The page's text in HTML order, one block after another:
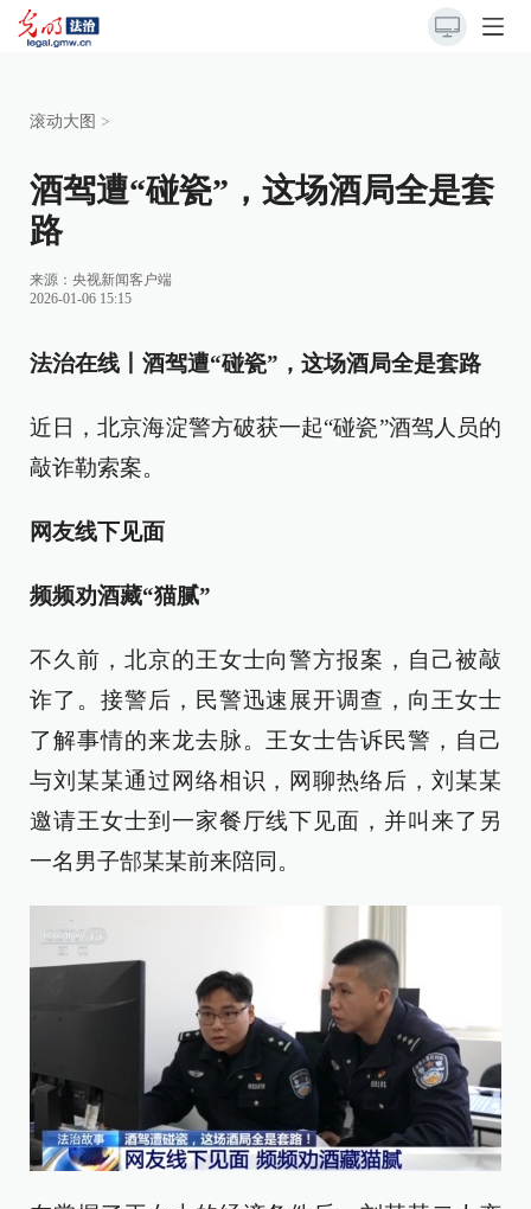
滚动大图 >
酒驾遭“碰瓷”，这场酒局全是套
路
来源： 央视新闻客户端
2026-01-06 15:15
法治在线丨酒驾遭“碰瓷”，这场酒局全是套路
近日，北京海淀警方破获一起“碰瓷”酒驾人员的
敲诈勒索案。
网友线下见面
频频劝酒藏“猫腻”
不久前，北京的王女士向警方报案，自己被敲
诈了。接警后，民警迅速展开调查，向王女士
了解事情的来龙去脉。王女士告诉民警，自己
与刘某某通过网络相识，网聊热络后，刘某某
邀请王女士到一家餐厅线下见面，并叫来了另
一名男子郜某某前来陪同。